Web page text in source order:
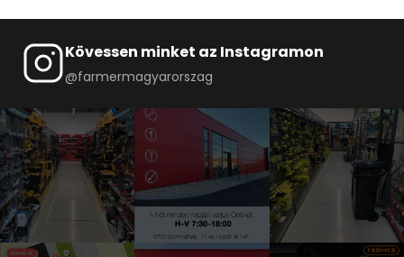
Kövessen minket az Instagramon
@farmermagyarorszag